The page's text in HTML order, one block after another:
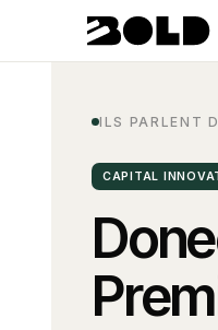
ILS PARLENT
CAPITAL